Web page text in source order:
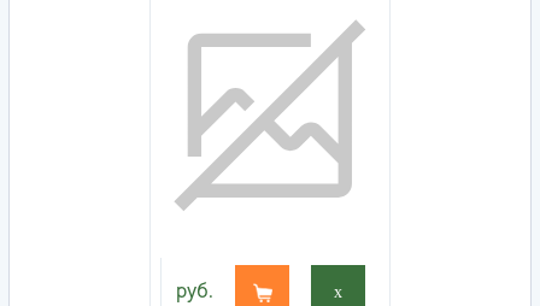
руб. x